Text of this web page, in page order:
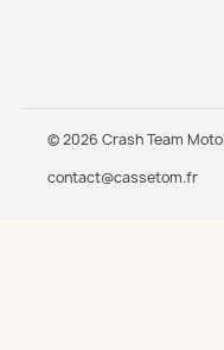
© 2026 Crash Team
contact@cassetom.fr